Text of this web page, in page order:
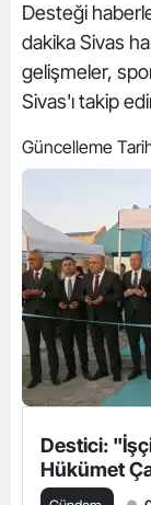
Desteği
dakika Sivas
gelişmeler,
Sivas'ı takip
Güncelleme
Destici:
Hükümet